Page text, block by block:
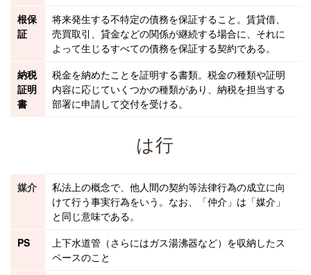
根保
証
将来発生する不特定の債務を保証すること。 賃貸借
売買取引、貸金などの関係が継続する場合に、それに
よって生じるすべての債務を保証する契約である。
納税
証明
書
税金を納めたことを証明する書類。税金の種類や証明
内容に応じていくつかの種類があり、納税を担当する
部署に申請して交付を受ける。
は行
媒介 私法 上の概念で、他人間の契約等法律行為の成立に向
けて行う事実行為をいう。なお、「仲介 」は「媒介」
と同じ意味である。
PS
上下水道管（さらにはガス湯沸器など）を収納したス
ペースのこと